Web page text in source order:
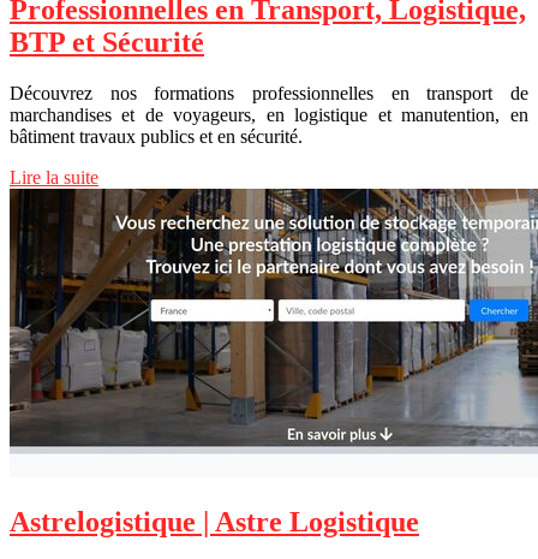
Profes­sionnel­les en Transport, Logistique,
BTP et Sécurité
Découvrez nos formations professionnelles en transport de
marchandises et de voyageurs, en logistique et manutention, en
bâtiment travaux publics et en sécurité.
Lire la suite
Astrelogisti­que | Astre Logistique